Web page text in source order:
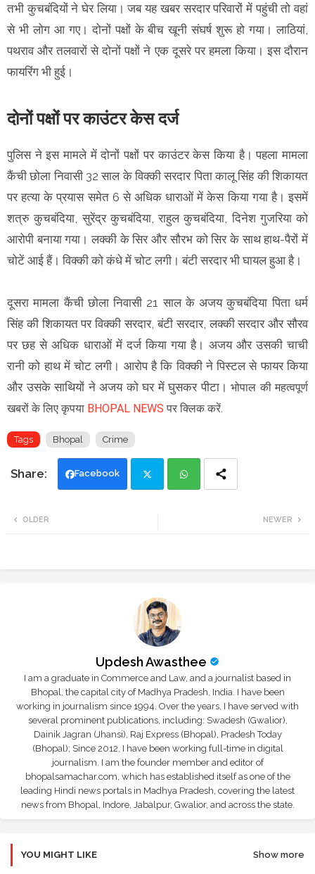
तभी कुचबंदियों ने घेर लिया। जब यह खबर सरदार परिवारों में पहुंची तो वहां
से भी लोग आ गए। दोनों पक्षों के बीच खूनी संघर्ष शुरू हो गया। लाठियां,
पथराव और तलवारों से दोनों पक्षों ने एक दूसरे पर हमला किया। इस दौरान
फायरिंग भी हुई।
दोनों पक्षों पर काउंटर केस दर्ज
पुलिस ने इस मामले में दोनों पक्षों पर काउंटर केस किया है। पहला मामला
कैंची छोला निवासी 32 साल के विक्की सरदार पिता कालू सिंह की शिकायत
पर हत्या के प्रयास समेत 6 से अधिक धाराओं में केस किया गया है। इसमें
शत्रु कुचबंदिया, सुरेंद्र कुचबंदिया, राहुल कुचबंदिया, दिनेश गुजरिया को
आरोपी बनाया गया। लक्की के सिर और सौरभ को सिर के साथ हाथ-पैरों में
चोटें आई हैं। विक्की को कंधे में चोट लगी। बंटी सरदार भी घायल हुआ है।
दूसरा मामला कैंची छोला निवासी 21 साल के अजय कुचबंदिया पिता धर्म
सिंह की शिकायत पर विक्की सरदार, बंटी सरदार, लक्की सरदार और सौरव
पर छह से अधिक धाराओं में दर्ज किया गया है। अजय और उसकी चाची
रानी को हाथ में चोट लगी। आरोप है कि विक्की ने पिस्टल से फायर किया
और उसके साथियों ने अजय को घर में घुसकर पीटा। भोपाल की महत्वपूर्ण
खबरों के लिए कृपया BHOPAL NEWS पर क्लिक करें.
Tags Bhopal Crime
Facebook
NEWER
OLDER
Updesh Awasthee
I am a graduate in Commerce and Law, and a journalist based in
Bhopal, the capital city of Madhya Pradesh, India. I have been
working in journalism since 1994. Over the years, I have served with
several prominent publications, including: Swadesh (Gwalior),
Dainik Jagran (Jhansi), Raj Express (Bhopal), Pradesh Today
(Bhopal); Since 2012, I have been working full-time in digital
journalism. I am the founder member and editor of
bhopalsamachar.com, which has established itself as one of the
leading Hindi news portals in Madhya Pradesh, covering the latest
news from Bhopal, Indore, Jabalpur, Gwalior, and across the state.
YOU MIGHT LIKE Show more